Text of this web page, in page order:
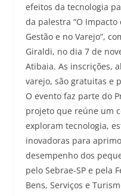
efeitos da tecnologia
da palestra “O
Gestão e no Varejo”,
Giraldi, no dia 7 de
Atibaia. As inscrições,
varejo, são gratuitas e
O evento faz parte do
projeto que reúne um
exploram tecnologia,
inovadoras para
desempenho dos
pelo Sebrae-SP e pela
Bens, Serviços e